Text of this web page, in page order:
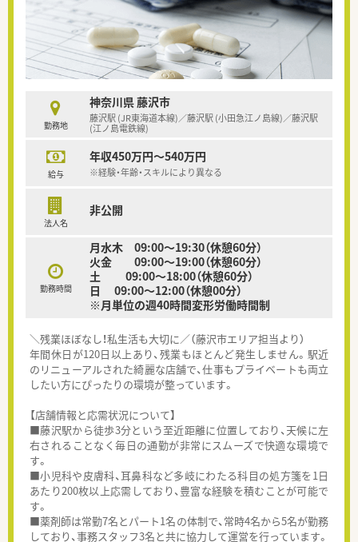
勤務地
神奈川県 藤沢市
藤沢駅 (JR東海道本線)／藤沢駅 (小田急江ノ島線)／藤沢駅
(江ノ島電鉄線)
給与
年収450万円～540万円
※経験・年齢・スキルにより異なる
法人名
非公開
勤務時間
月水木 09:00～19:30（休憩60分）
火金 09:00～19:00（休憩60分）
土 09:00～18:00（休憩60分）
日 09:00～12:00（休憩00分）
※月単位の週40時間変形労働時間制
＼残業ほぼなし！私生活も大切に／（藤沢市エリア担当より）
年間休日が120日以上あり、残業もほとんど発生しません。駅近
のリニューアルされた綺麗な店舗で、仕事もプライベートも両立
したい方にぴったりの環境が整っています。
【店舗情報と応需状況について】
■藤沢駅から徒歩3分という至近距離に位置しており、天候に左
右されることなく毎日の通勤が非常にスムーズで快適な環境で
す。
■小児科や皮膚科、耳鼻科など多岐にわたる科目の処方箋を1日
あたり200枚以上応需しており、豊富な経験を積むことが可能で
す。
■薬剤師は常勤7名とパート1名の体制で、常時4名から5名が勤務
しており、事務スタッフ3名と共に協力して運営を行っています。